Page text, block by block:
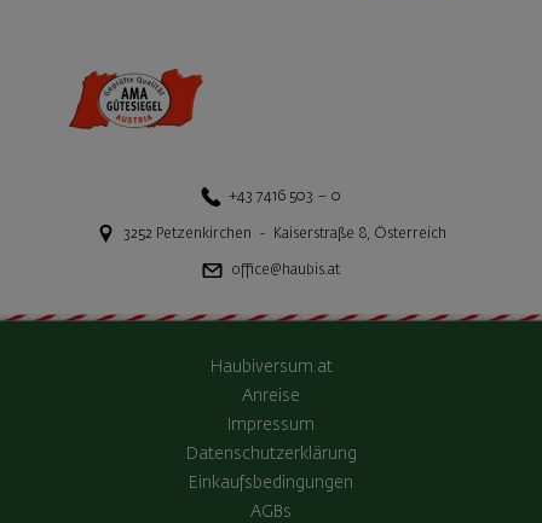
+43 7416 503 – 0
3252 Petzenkirchen - Kaiserstraße 8, Österreich
office@haubis.at
Haubiversum.at
Anreise
Impressum
Datenschutzerklärung
Einkaufsbedingungen
AGBs